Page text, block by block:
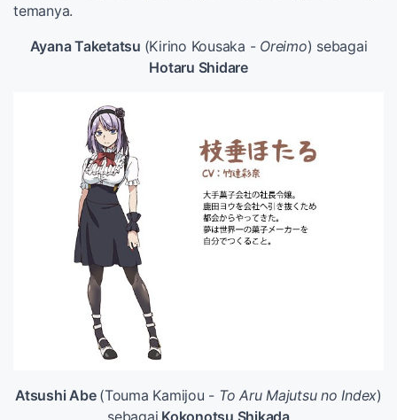
temanya.
Ayana Taketatsu (Kirino Kousaka - Oreimo) sebagai
Hotaru Shidare
Atsushi Abe (Touma Kamijou - To Aru Majutsu no Index)
sebagai Kokonotsu Shikada